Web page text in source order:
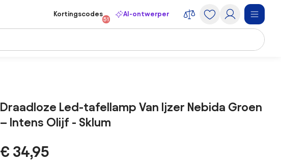
Kortingscodes
51
AI-ontwerper
Draadloze Led-tafellamp Van Ijzer Nebida Groen
– Intens Olijf - Sklum
€ 34,95